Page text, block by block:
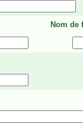
Nom de